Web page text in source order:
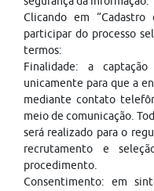
Clicando em
participar do processo
termos:
Finalidade: a
unicamente para que a
mediante contato
meio de comunicação.
será realizado para o
recrutamento e
procedimento.
Consentimento: em